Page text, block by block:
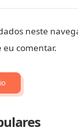
neste
eu comentar.